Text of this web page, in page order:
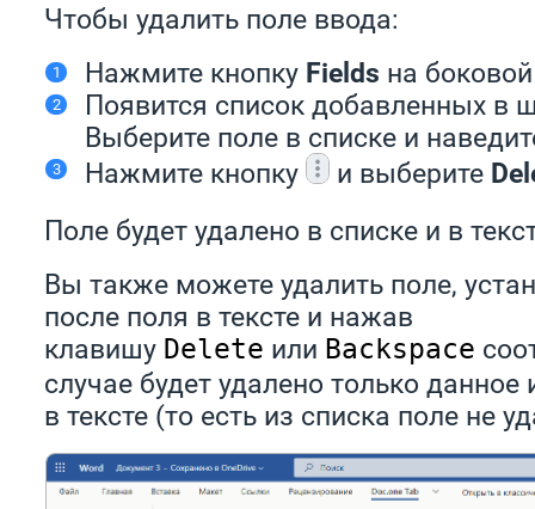
Чтобы удалить поле ввода:
Нажмите кнопку Fields на
Появится список добавленных в
Выберите поле в списке и
Нажмите кнопку
и выберите
Поле будет удалено в списке и в
Вы также можете удалить поле,
после поля в тексте и нажав
клавишу Delete или Backspace
случае будет удалено только
в тексте (то есть из списка поле не